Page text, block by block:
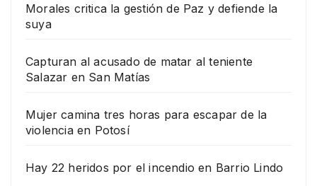
Morales critica la gestión de Paz y defiende la
suya
Capturan al acusado de matar al teniente
Salazar en San Matías
Mujer camina tres horas para escapar de la
violencia en Potosí
Hay 22 heridos por el incendio en Barrio Lindo